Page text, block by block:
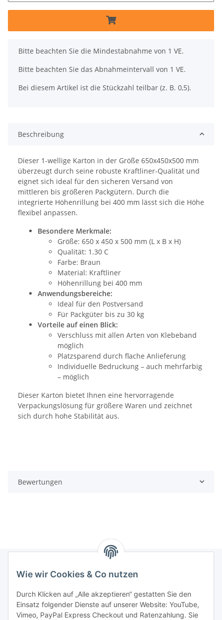
x
Bitte beachten Sie die Mindestabnahme von 1 VE.
Bitte beachten Sie das Abnahmeintervall von 1 VE.
Bei diesem Artikel ist die Stückzahl teilbar (z. B. 0,5).
Beschreibung
Dieser 1-wellige Karton in der Größe 650x450x500 mm
überzeugt durch seine robuste Kraftliner-Qualität und
eignet sich ideal für den sicheren Versand von
mittleren bis größeren Packgütern. Durch die
integrierte Höhenrillung bei 400 mm lässt sich die Höhe
flexibel anpassen.
Besondere Merkmale:
Größe: 650 x 450 x 500 mm (L x B x H)
Qualität: 1.30 C
Farbe: Braun
Material: Kraftliner
Höhenrillung bei 400 mm
Anwendungsbereiche:
Ideal für den Postversand
Für Packgüter bis zu 30 kg
Vorteile auf einen Blick:
Verschluss mit allen Arten von Klebeband
möglich
Platzsparend durch flache Anlieferung
Individuelle Bedruckung – auch mehrfarbig
– möglich
Dieser Karton bietet Ihnen eine hervorragende
Verpackungslösung für größere Waren und zeichnet
sich durch hohe Stabilität aus.
Bewertungen
Gesetzliche Informationen
Wie wir Cookies & Co nutzen
Durch Klicken auf „Alle akzeptieren“ gestatten Sie den
Einsatz folgender Dienste auf unserer Website: YouTube,
Vimeo, PayPal Express Checkout und Ratenzahlung. Sie